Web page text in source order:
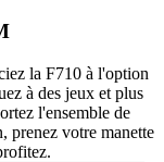
la F710 à l'option
à des jeux et plus
l'ensemble de
prenez votre manette